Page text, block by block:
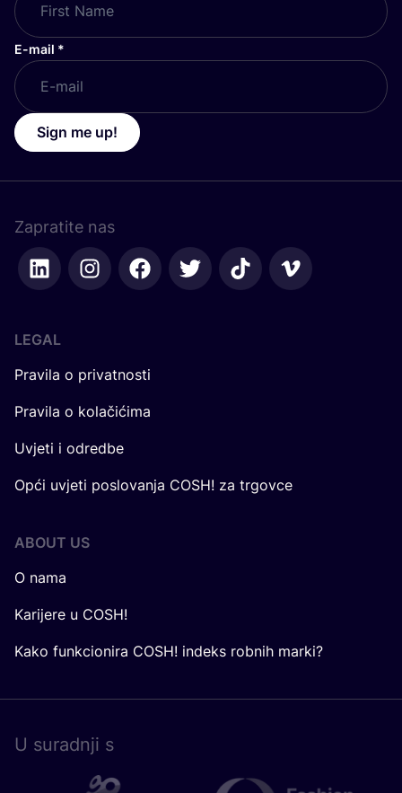
E-mail *
Sign me up!
Zapratite nas
LEGAL
Pravila o privatnosti
Pravila o kolačićima
Uvjeti i odredbe
Opći uvjeti poslovanja COSH! za trgovce
ABOUT US
O nama
Karijere u COSH!
Kako funkcionira COSH! indeks robnih marki?
U surad­nji s